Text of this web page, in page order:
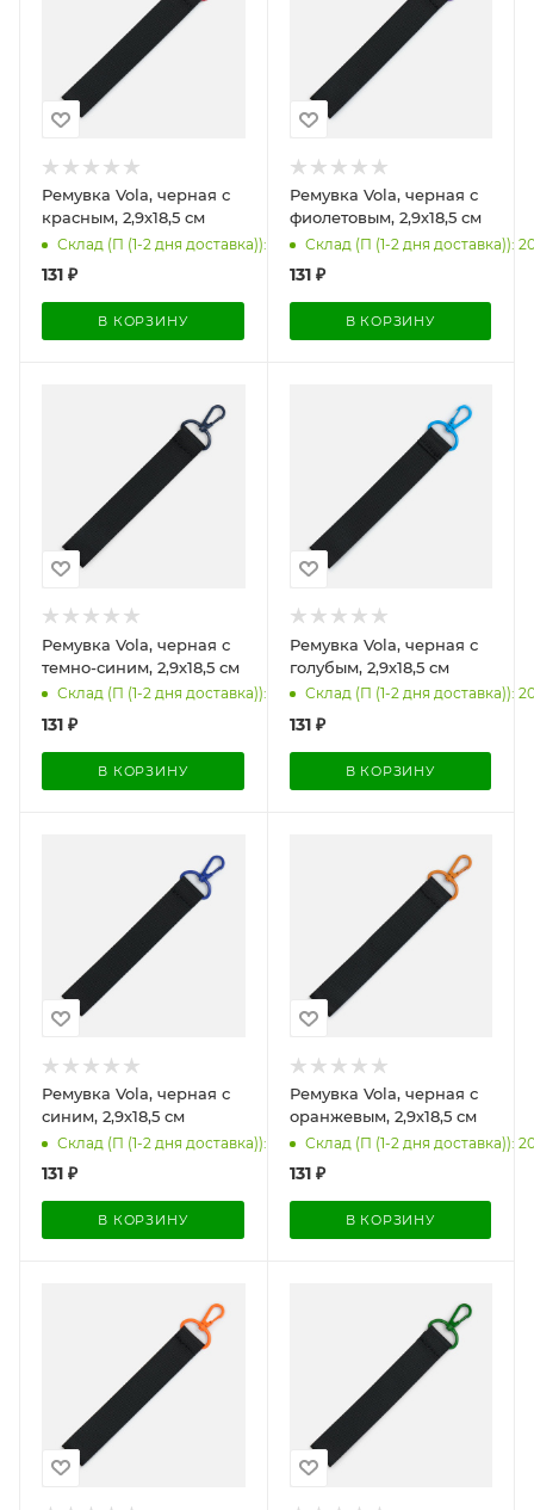
Ремувка Vola, черная с
красным, 2,9х18,5 см
Склад (П (1-2 дня доставка)): 2000
131 ₽
В КОРЗИНУ
Ремувка Vola, черная с
фиолетовым, 2,9х18,5 см
Склад (П (1-2 дня доставка)):
131₽
В КОРЗИНУ
Ремувка Vola, черная с
темно-синим, 2,9х18,5 см
Склад (П (1-2 дня доставка)): 1856
131 ₽
В КОРЗИНУ
Ремувка Vola, черная с
голубым, 2,9х18,5 см
Склад (П (1-2 дня доставка)):
131₽
В КОРЗИНУ
Ремувка Vola, черная с
синим, 2,9х18,5 см
Склад (П (1-2 дня доставка)): 3975
131 ₽
В КОРЗИНУ
Ремувка Vola, черная с
оранжевым, 2,9х18,5 см
Склад (П (1-2 дня доставка)):
131₽
В КОРЗИНУ